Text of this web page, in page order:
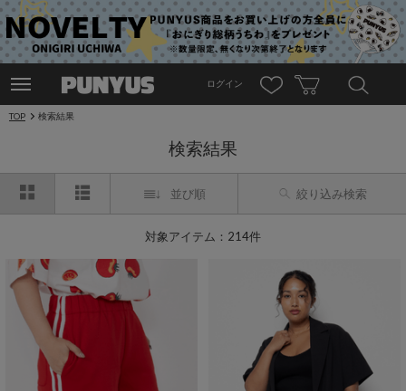
ログイン
TOP 検索結果
検索結果
並び順 絞り込み検索
対象アイテム：214件